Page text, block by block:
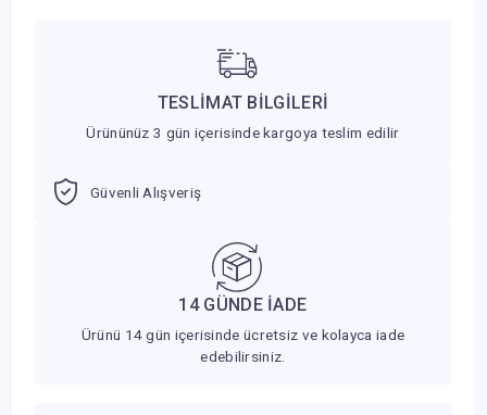
TESLİMAT BİLGİLERİ
Ürününüz 3 gün içerisinde kargoya teslim edilir
Güvenli Alışveriş
14 GÜNDE İADE
Ürünü 14 gün içerisinde ücretsiz ve kolayca iade
edebilirsiniz.